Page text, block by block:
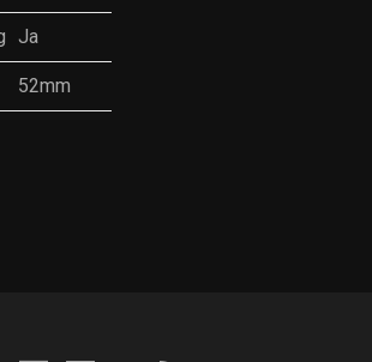
Ja
52mm